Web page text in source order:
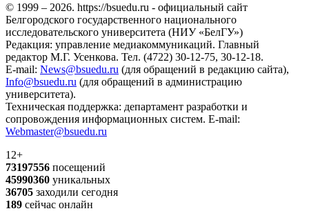
© 1999 – 2026. https://bsuedu.ru - официальный сайт
Белгородского государственного национального
исследовательского университета (НИУ «БелГУ»)
Редакция: управление медиакоммуникаций. Главный
редактор М.Г. Усенкова. Тел. (4722) 30-12-75, 30-12-18.
E-mail: News@bsuedu.ru (для обращений в редакцию сайта),
Info@bsuedu.ru (для обращений в администрацию
университета).
Техническая поддержка: департамент разработки и
сопровождения информационных систем. E-mail:
Webmaster@bsuedu.ru
12+
73197556 посещений
45990360 уникальных
36705 заходили сегодня
189 сейчас онлайн